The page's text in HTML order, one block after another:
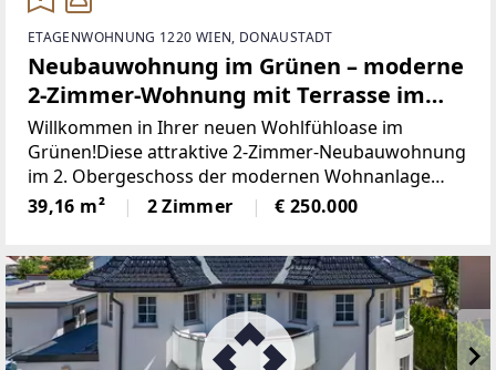
ETAGENWOHNUNG 1220 WIEN, DONAUSTADT
Neubauwohnung im Grünen – moderne
2-Zimmer-Wohnung mit Terrasse im
Herzen von Aspern
Willkommen in Ihrer neuen Wohlfühloase im
Grünen!Diese attraktive 2-Zimmer-Neubauwohnung
im 2. Obergeschoss der modernen Wohnanlage
„Aspern Flats 103" bietet alles, was zeitgemäßes
Wohnen ausmacht: durchdachte Raumaufteilung,
39,16 m² 2 Zimmer € 250.000